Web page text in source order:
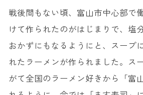
4. ひさみなと食堂
5. 寿し工房大辻 一番町
6. 氷見魚市場食堂
7. 新湊かに小屋
8. 海風亭
戦後間もない頃、富山市中心部で
けて作られたのがはじまりで、塩
おかずにもなるようにと、スープ
れたラーメンが作られました。ス
がて全国のラーメン好きから「富